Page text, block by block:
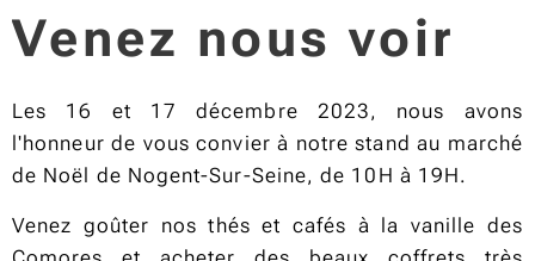
Venez nous voir
Les 16 et 17 décembre 2023, nous avons
l'honneur de vous convier à notre stand au marché
de Noël de Nogent-Sur-Seine, de 10H à 19H.
Venez goûter nos thés et cafés à la vanille des